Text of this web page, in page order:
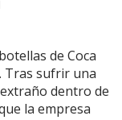
de Coca
Tras sufrir una
dentro de
la empresa